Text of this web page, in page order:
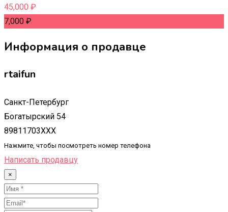
45,000 ₽
7,000 ₽
Информация о продавце
rtaifun
Санкт-Петербург
Богатырский 54
89811703XXX
Нажмите, чтобы посмотреть номер телефона
Написать продавцу
×